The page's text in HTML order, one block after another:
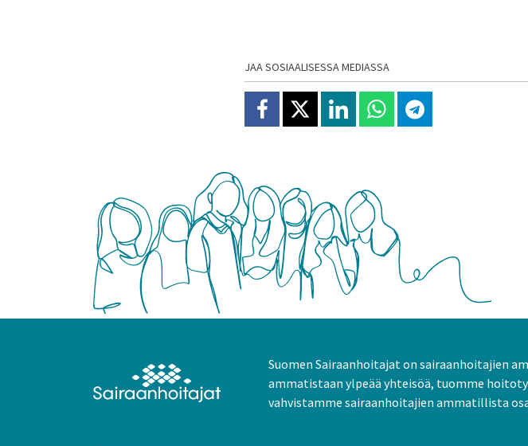
JAA SOSIAALISESSA MEDIASSA
Jaa Facebookissa
Jaa X:ssäJaa Linkedinissä
Jaa Whatsappissa
Jaa Telegramissa
Suomen Sairaanhoitajat on sairaanhoitajien
ammatistaan ylpeää yhteisöä, tuomme
vahvistamme sairaanhoitajien ammatillista